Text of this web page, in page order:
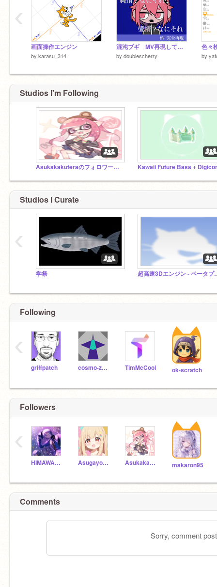
画面操作エンジン
by karasu_314
混沌ブギ MV再現してみた！
by doublescherry
色々
by
‹
Studios I'm Following
Asukakakuteraのフォロワー様スタジオ
Studios I Curate
学祭 超高速3Dエ
‹
Following
griffpatch cosmo-zero TimMcCool ok-scratch
‹
Followers
HIMAWARI371 Asugayokunaru Asukakakutera makaron95
‹
Comments
Sorry, comment